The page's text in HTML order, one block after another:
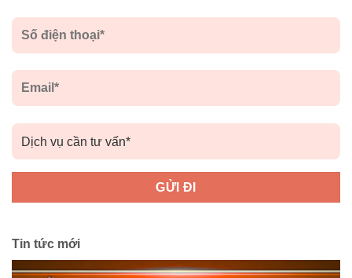
Tin tức mới